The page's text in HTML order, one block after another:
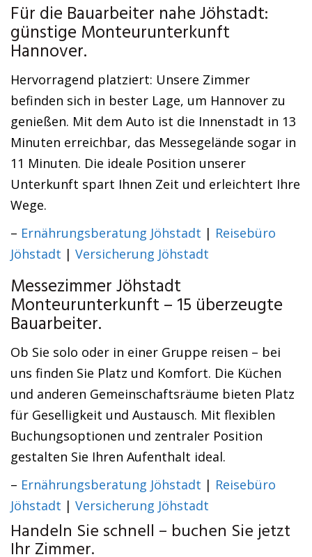
Für die Bauarbeiter nahe Jöhstadt:
günstige Monteurunterkunft
Hannover.
Hervorragend platziert: Unsere Zimmer
befinden sich in bester Lage, um Hannover zu
genießen. Mit dem Auto ist die Innenstadt in 13
Minuten erreichbar, das Messegelände sogar in
11 Minuten. Die ideale Position unserer
Unterkunft spart Ihnen Zeit und erleichtert Ihre
Wege.
– Ernährungsberatung Jöhstadt | Reisebüro
Jöhstadt | Versicherung Jöhstadt
Messezimmer Jöhstadt
Monteurunterkunft – 15 überzeugte
Bauarbeiter.
Ob Sie solo oder in einer Gruppe reisen – bei
uns finden Sie Platz und Komfort. Die Küchen
und anderen Gemeinschaftsräume bieten Platz
für Geselligkeit und Austausch. Mit flexiblen
Buchungsoptionen und zentraler Position
gestalten Sie Ihren Aufenthalt ideal.
– Ernährungsberatung Jöhstadt | Reisebüro
Jöhstadt | Versicherung Jöhstadt
Handeln Sie schnell – buchen Sie jetzt
Ihr Zimmer.